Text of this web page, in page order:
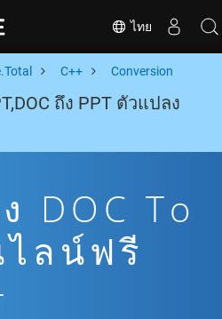
ไทย
C++ Conversion
ถึง PPT ตัวแปลง
DOC To
ไลน์ฟรี